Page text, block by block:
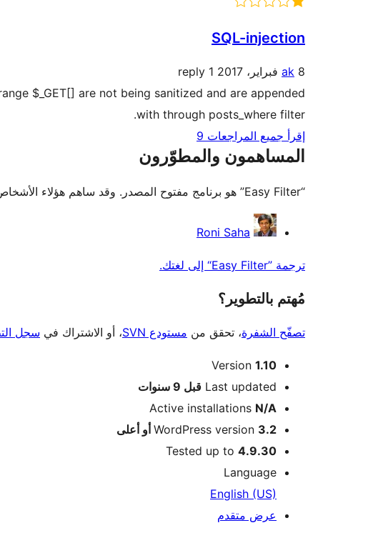
SQL-injection
ak 8 فبراير، 2017
1 reply
$_GET[] are not being sanitized and are appended
with through posts_where filter.
إقرأ جميع المراجعات 9
المساهمون والمطوّرون
“Easy Filter” هو برنامج مفتوح المصدر. وقد ساهم هؤلاء الأشخاص بالأسفل في هذه الإضافة.
المساهمون
Roni Saha
ترجمة ”Easy Filter“ إلى لغتك.
مُهتم بالتطوير؟
تصفّح الشفرة، تحقق من مستودع SVN ، أو الاشتراك في سجل
ميتا
Meta
Version 1.10
Last updated قبل 9 سنوات
Active installations N/A
WordPress version 3.2 أو أعلى
Tested up to 4.9.30
Language
English (US)
عرض متقدم